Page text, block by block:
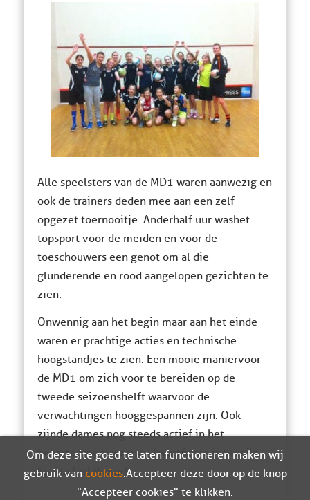
Alle speelsters van de MD1 waren aanwezig en
ook de trainers deden mee aan een zelf
opgezet toernooitje. Anderhalf uur was het
topsport voor de meiden en voor de
toeschouwers een genot om al die
glunderende en rood aangelopen gezichten te
zien.
Onwennig aan het begin maar aan het einde
waren er prachtige acties en technische
hoogstandjes te zien. Een mooie manier voor
de MD1 om zich voor te bereiden op de
tweede seizoenshelft waarvoor de
verwachtingen hooggespannen zijn. Ook
zijn de dames nog steeds actief in het
bekertoernooi waar de kwartfinale is bereikt.
Sparta Girl Power!
Om deze site goed te laten functioneren maken wij
gebruik van cookies. Accepteer deze door op de knop
"Accepteer cookies" te klikken.